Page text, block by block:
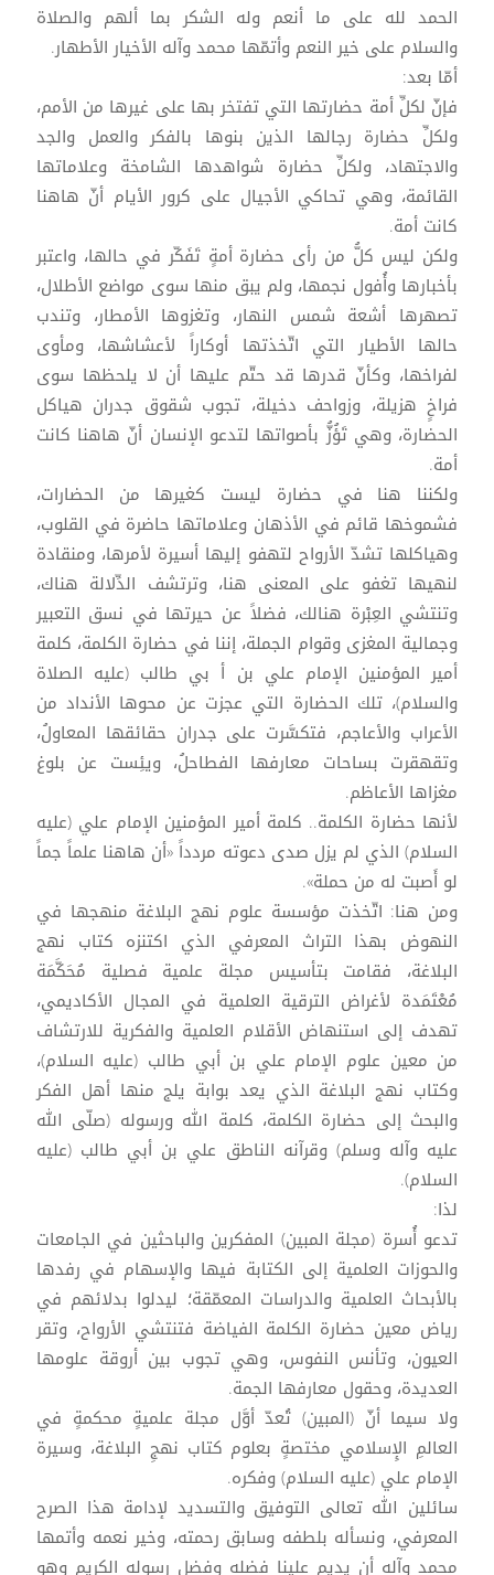
الحمد لله على ما أنعم وله الشكر بما ألهم والصلاة
والسلام على خير النعم وأتمّها محمد وآله الأخيار الأطهار.
أمّا بعد:
فإنّ لكلِّ أمة حضارتها التي تفتخر بها على غيرها من الأمم،
ولكلِّ حضارة رجالها الذين بنوها بالفكر والعمل والجد
والاجتهاد، ولكلِّ حضارة شواهدها الشامخة وعلاماتها
القائمة، وهي تحاكي الأجيال على كرور الأيام أنّ هاهنا
كانت أمة.
ولكن ليس كلُّ من رأى حضارة أمةٍ تَفَكّر في حالها، واعتبر
بأخبارها وأُفول نجمها، ولم يبق منها سوى مواضع الأطلال،
تصهرها أشعة شمس النهار، وتغزوها الأمطار، وتندب
حالها الأطيار التي اتّخذتها أوكاراً لأعشاشها، ومأوى
لفراخها، وكأنّ قدرها قد حتّم عليها أن لا يلحظها سوى
فراخٍ هزيلة، وزواحف دخيلة، تجوب شقوق جدران هياكل
الحضارة، وهي تَؤُزُّ بأصواتها لتدعو الإنسان أنّ هاهنا كانت
أمة.
ولكننا هنا في حضارة ليست كغيرها من الحضارات،
فشموخها قائم في الأذهان وعلاماتها حاضرة في القلوب،
وهياكلها تشدّ الأرواح لتهفو إليها أسيرة لأمرها، ومنقادة
لنهيها تغفو على المعنى هنا، وترتشف الدِّلالة هناك،
وتنتشي العِبْرة هنالك، فضلاً عن حيرتها في نسق التعبير
وجمالية المغزى وقوام الجملة، إننا في حضارة الكلمة، كلمة
أمير المؤمنين الإمام علي بن أ بي طالب (عليه الصلاة
والسلام)، تلك الحضارة التي عجزت عن محوها الأنداد من
الأعراب والأعاجم، فتكسَّرت على جدران حقائقها المعاولُ،
وتقهقرت بساحات معارفها الفطاحلُ، ويئِست عن بلوغ
مغزاها الأعاظم.
لأنها حضارة الكلمة.. كلمة أمير المؤمنين الإمام علي (عليه
السلام) الذي لم يزل صدى دعوته مردداً «أن هاهنا علماً جماً
لو أَصبت له من حملة».
ومن هنا: اتّخذت مؤسسة علوم نهج البلاغة منهجها في
النهوض بهذا التراث المعرفي الذي اكتنزه كتاب نهج
البلاغة، فقامت بتأسيس مجلة علمية فصلية مُحَكَّمَة
مُعْتَمَدة لأغراض الترقية العلمية في المجال الأكاديمي،
تهدف إلى استنهاض الأقلام العلمية والفكرية للارتشاف
من معين علوم الإمام علي بن أبي طالب (عليه السلام)،
وكتاب نهج البلاغة الذي يعد بوابة يلج منها أهل الفكر
والبحث إلى حضارة الكلمة، كلمة الله ورسوله (صلّى الله
عليه وآله وسلم) وقرآنه الناطق علي بن أبي طالب (عليه
السلام).
لذا:
تدعو أُسرة (مجلة المبين) المفكرين والباحثين في الجامعات
والحوزات العلمية إلى الكتابة فيها والإسهام في رفدها
بالأبحاث العلمية والدراسات المعمّقة؛ ليدلوا بدلائهم في
رياض معين حضارة الكلمة الفياضة فتنتشي الأرواح، وتقر
العيون، وتأنس النفوس، وهي تجوب بين أروقة علومها
العديدة، وحقول معارفها الجمة.
ولا سيما أنّ (المبين) تُعدّ أوَّل مجلة علميةٍ محكمةٍ في
العالمِ الإِسلامي مختصةٍ بعلوم كتاب نهجِ البلاغة، وسيرة
الإمام علي (عليه السلام) وفكره.
سائلين الله تعالى التوفيق والتسديد لإدامة هذا الصرح
المعرفي، ونسأله بلطفه وسابق رحمته، وخير نعمه وأتمها
محمد وآله أن يديم علينا فضله وفضل رسوله الكريم وهو